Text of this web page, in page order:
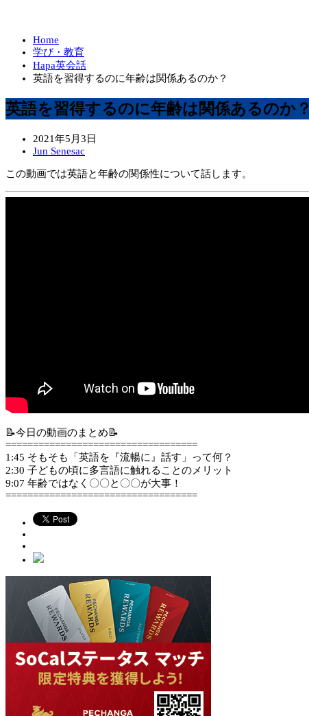
Home
学び・教育
Hapa英会話
英語を習得するのに年齢は関係あるのか？
英語を習得するのに年齢は関係あるのか？
2021年5月3日
Jun Senesac
この動画では英語と年齢の関係性について話します。
📝今日の動画のまとめ📝
===================================
1:45​ そもそも「英語を『流暢に』話す」って何？
2:30​ 子どもの頃に多言語に触れることのメリット
9:07​ 年齢ではなく〇〇と〇〇が大事！
===================================